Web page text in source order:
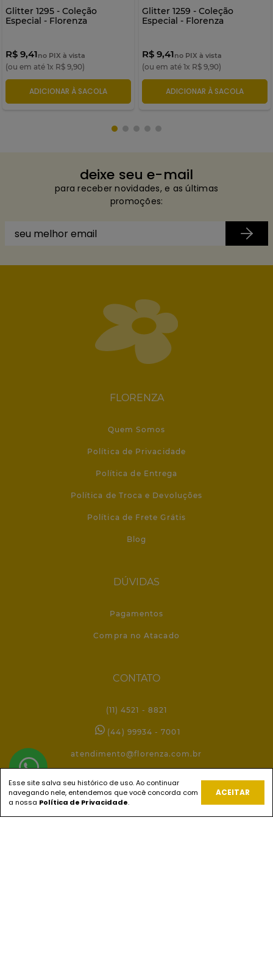
Glitter 1295 - Coleção
Especial - Florenza
R$ 9,41no PIX à vista
(ou em até 1x R$ 9,90)
ADICIONAR À SACOLA
Glitter 1259 - Coleção
Especial - Florenza
R$ 9,41no PIX à vista
(ou em até 1x R$ 9,90)
ADICIONAR À SACOLA
deixe seu e-mail
para receber novidades, e as últimas
promoções:
FLORENZA
Quem Somos
Política de Privacidade
Política de Entrega
Política de Troca e Devoluções
Política de Frete Grátis
Blog
DÚVIDAS
Pagamentos
Compra no Atacado
CONTATO
(11) 4521 - 8821
(44) 99934 - 7001
atendimento@florenza.com.br
REDES SOCIAIS
Esse site salva seu histórico de uso. Ao continuar
navegando nele, entendemos que você concorda com
a nossa Política de Privacidade.
ACEITAR